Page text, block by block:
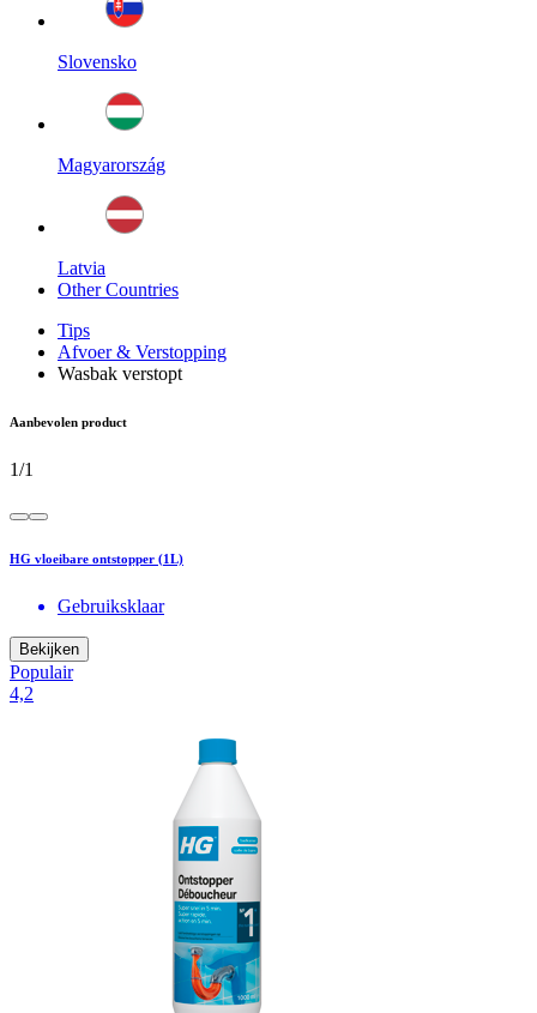
Slovensko
Magyarország
Latvia
Other Countries
Tips
Afvoer & Verstopping
Wasbak verstopt
Aanbevolen product
1/1
HG vloeibare ontstopper (1L)
Gebruiksklaar
Bekijken
Populair
4,2